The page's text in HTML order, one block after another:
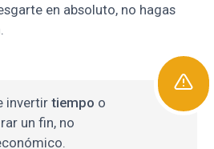
en absoluto, no hagas
invertirtiempo o
un fin, no